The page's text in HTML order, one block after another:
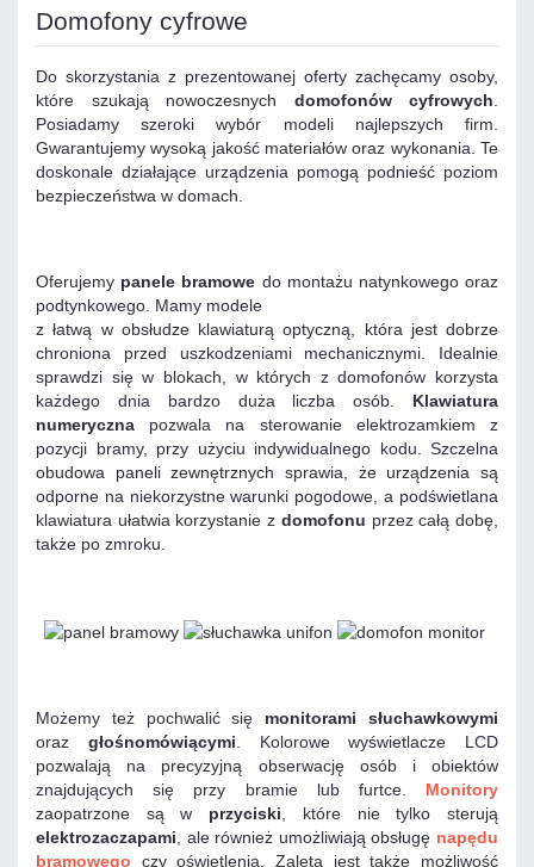
Domofony cyfrowe
Do skorzystania z prezentowanej oferty zachęcamy osoby,
które szukają nowoczesnych domofonów cyfrowych.
Posiadamy szeroki wybór modeli najlepszych firm.
Gwarantujemy wysoką jakość materiałów oraz wykonania. Te
doskonale działające urządzenia pomogą podnieść poziom
bezpieczeństwa w domach.
Oferujemy panele bramowe do montażu natynkowego oraz
podtynkowego. Mamy modele
z łatwą w obsłudze klawiaturą optyczną, która jest dobrze
chroniona przed uszkodzeniami mechanicznymi. Idealnie
sprawdzi się w blokach, w których z domofonów korzysta
każdego dnia bardzo duża liczba osób. Klawiatura
numeryczna pozwala na sterowanie elektrozamkiem z
pozycji bramy, przy użyciu indywidualnego kodu. Szczelna
obudowa paneli zewnętrznych sprawia, że urządzenia są
odporne na niekorzystne warunki pogodowe, a podświetlana
klawiatura ułatwia korzystanie z domofonu przez całą dobę,
także po zmroku.
Możemy też pochwalić się monitorami słuchawkowymi
oraz głośnomówiącymi . Kolorowe wyświetlacze LCD
pozwalają na precyzyjną obserwację osób i obiektów
znajdujących się przy bramie lub furtce. Monitory
zaopatrzone są w przyciski , które nie tylko sterują
elektrozaczapami , ale również umożliwiają obsługę napędu
bramowego czy oświetlenia. Zaletą jest także możliwość